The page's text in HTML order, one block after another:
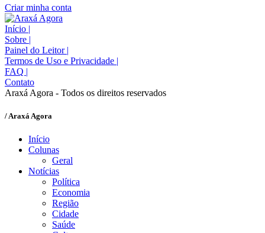
Criar minha conta
Início |
Sobre |
Painel do Leitor |
Termos de Uso e Privacidade |
FAQ |
Contato
Araxá Agora - Todos os direitos reservados
/ Araxá Agora
Início
Colunas
Geral
Notícias
Política
Economia
Região
Cidade
Saúde